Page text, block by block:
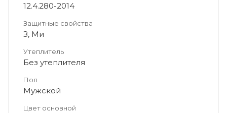
12.4.280-2014
Защитные свойства
З, Ми
Утеплитель
Без утеплителя
Пол
Мужской
Цвет основной